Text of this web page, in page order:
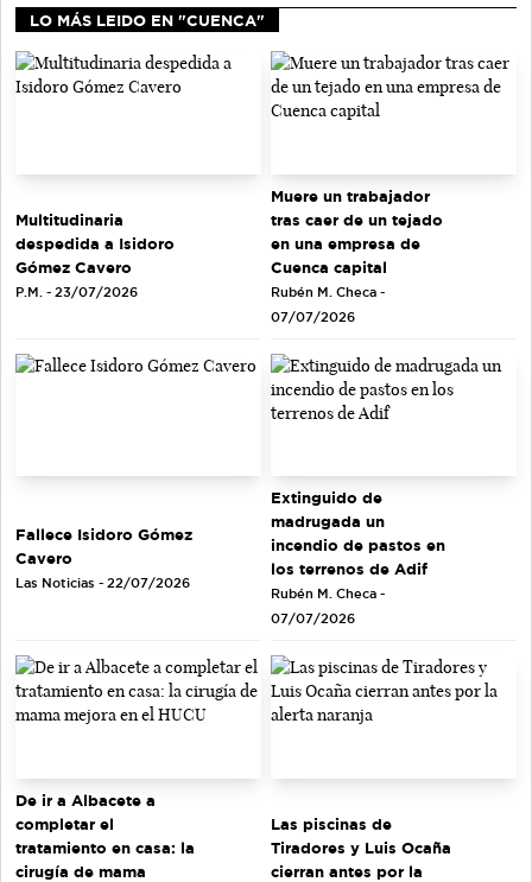
LO MÁS LEIDO EN "CUENCA"
Multitudinaria
despedida a Isidoro
Gómez Cavero
P.M. - 23/07/2026
Muere un trabajador
tras caer de un tejado
en una empresa de
Cuenca capital
Rubén M. Checa -
07/07/2026
Fallece Isidoro Gómez
Cavero
Las Noticias - 22/07/2026
Extinguido de
madrugada un
incendio de pastos en
los terrenos de Adif
Rubén M. Checa -
07/07/2026
De ir a Albacete a
completar el
tratamiento en casa: la
cirugía de mama
Las piscinas de
Tiradores y Luis Ocaña
cierran antes por la